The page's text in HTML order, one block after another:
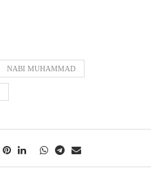
NABI MUHAMMAD